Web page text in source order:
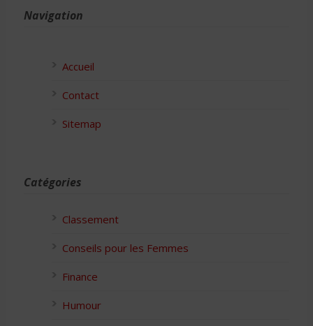
Navigation
Accueil
Contact
Sitemap
Catégories
Classement
Conseils pour les Femmes
Finance
Humour